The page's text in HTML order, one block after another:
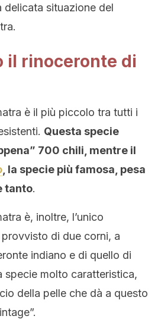
delicata situazione del
il rinoceronte di
è il più piccolo tra tutti i
Questa specie
700 chili, mentre il
, la specie più famosa, pesa
tanto.
è, inoltre, l’unico
di due corni, a
indiano e di quello di
specie molto caratteristica,
della pelle che dà a questo